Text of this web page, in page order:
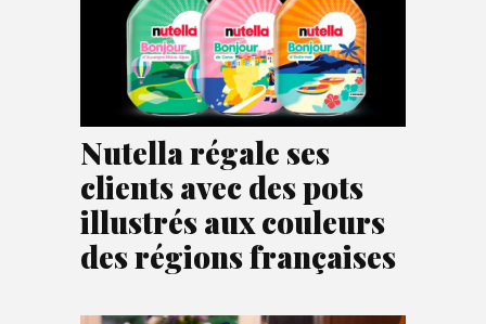
Nutella régale ses
clients avec des pots
illustrés aux couleurs
des régions françaises